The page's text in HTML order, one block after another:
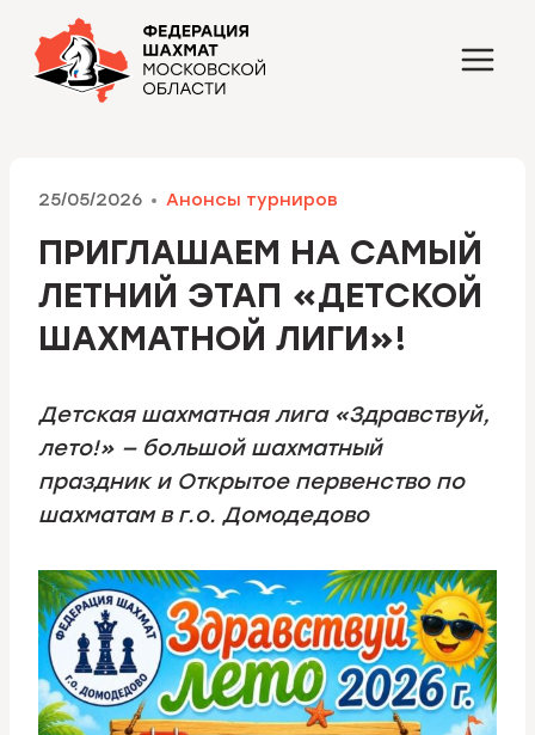
Перейти
содержимому
25/05/2026 Анонсы турниров
ПРИГЛАШАЕМ НА САМЫЙ
ЛЕТНИЙ ЭТАП «ДЕТСКОЙ
ШАХМАТНОЙ ЛИГИ»!
Детская шахматная лига «Здравствуй,
лето!» — большой шахматный
праздник и Открытое первенство по
шахматам в г.о. Домодедово